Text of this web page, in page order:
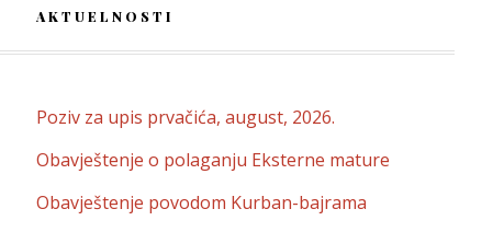
AKTUELNOSTI
Poziv za upis prvačića, august, 2026.
Obavještenje o polaganju Eksterne mature
Obavještenje povodom Kurban-bajrama